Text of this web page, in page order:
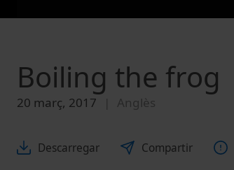
Boiling the frog
20 març, 2017 Anglès
Descarregar Compartir